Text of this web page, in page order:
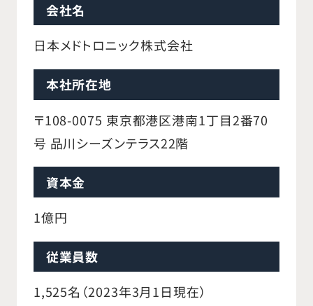
会社名
日本メドトロニック株式会社
本社所在地
〒108-0075 東京都港区港南1丁目2番70
号 品川シーズンテラス22階
資本金
1億円
従業員数
1,525名（2023年3月1日現在）